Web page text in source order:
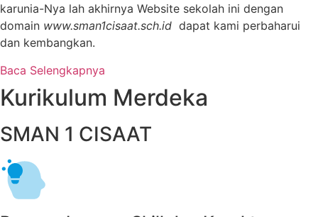
karunia-Nya lah akhirnya Website sekolah ini dengan
domain www.sman1cisaat.sch.id dapat kami perbaharui
dan kembangkan.
Baca Selengkapnya
Kurikulum Merdeka
SMAN 1 CISAAT